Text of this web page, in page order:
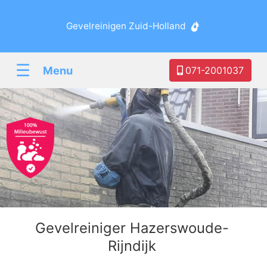
Gevelreinigen Zuid-Holland
☰ Menu 071-2001037
Gevelreiniger Hazerswoude-
Rijndijk